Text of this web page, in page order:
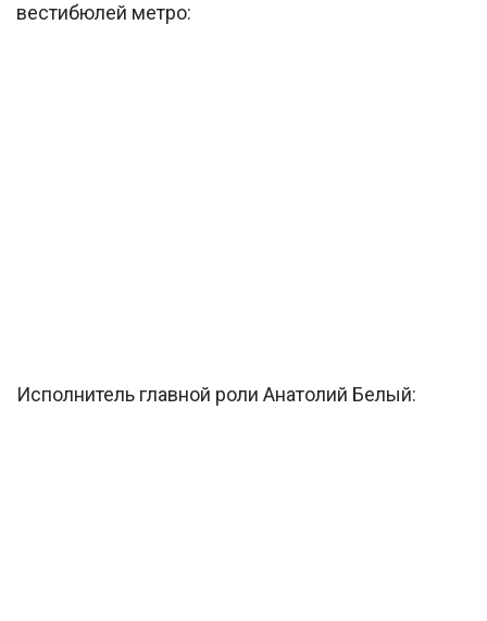
вестибюлей метро:
Исполнитель главной роли Анатолий Белый: